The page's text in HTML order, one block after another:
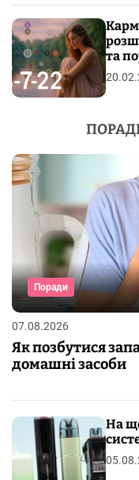
та
Поради
07.08.2026
Як позбутися
домашні засоби
На